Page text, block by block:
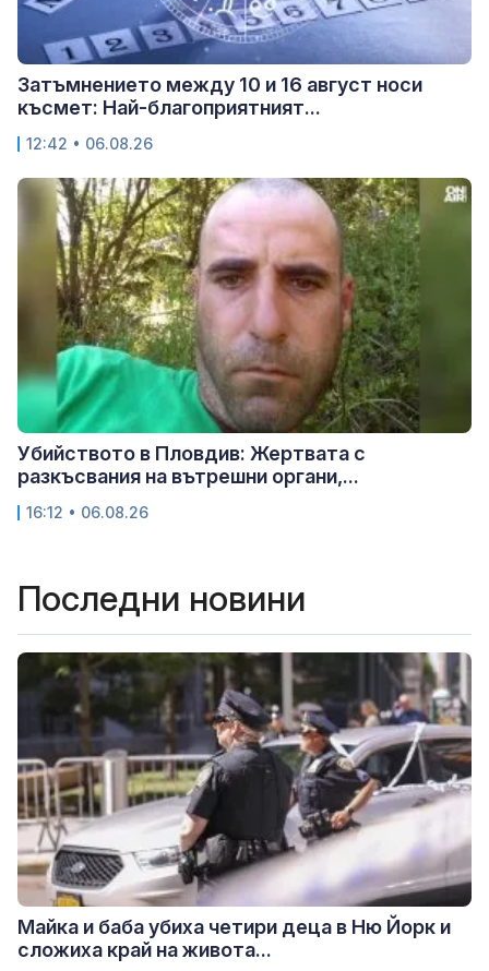
Затъмнението между 10 и 16 август носи
късмет: Най-благоприятният...
12:42 • 06.08.26
Убийството в Пловдив: Жертвата с
разкъсвания на вътрешни органи,...
16:12 • 06.08.26
Последни новини
Майка и баба убиха четири деца в Ню Йорк и
сложиха край на живота...